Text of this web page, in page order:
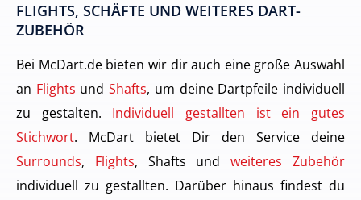
FLIGHTS, SCHÄFTE UND WEITERES DART-
ZUBEHÖR
Bei McDart.de bieten wir dir auch eine große Auswahl
an Flights undShafts, um deine Dartpfeile individuell
zu gestalten. Individuell gestallten ist ein gutes
Stichwort. McDart bietet Dir den Service deine
Surrounds, Flights, Shafts undweiteres Zubehör
individuell zu gestallten. Darüber hinaus findest du